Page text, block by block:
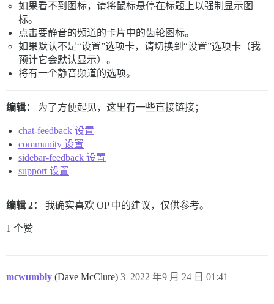
如果看不到图标，请将鼠标悬停在标题上以强制显示图
标。
点击要静音的频道的卡片中的齿轮图标。
如果默认不是“设置”选项卡，请切换到“设置”选项卡（我
预计它会默认显示）。
将有一个静音频道的选项。
编辑： 为了方便起见，这里有一些直接链接；
chat-feedback 设置
community 设置
sidebar-feedback 设置
support 设置
编辑 2： 我确实喜欢 OP 中的建议，仅供参考。
1 个赞
mcwumbly (Dave McClure) 2022 年9 月 24 日 01:41
3